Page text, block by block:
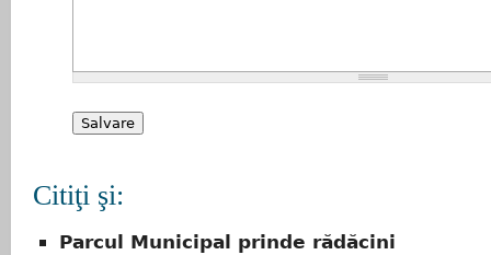
Citiţi şi:
Parcul Municipal prinde rădăcini